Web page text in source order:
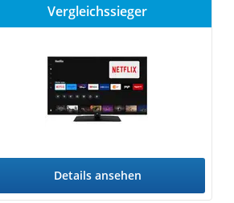
Vergleichssieger
Details ansehen